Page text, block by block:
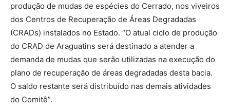
produção de mudas de espécies do Cerrado, nos viveiros
dos Centros de Recuperação de Áreas Degradadas
(CRADs) instalados no Estado. “O atual ciclo de produção
do CRAD de Araguatins será destinado a atender a
demanda de mudas que serão utilizadas na execução do
plano de recuperação de áreas degradadas desta bacia.
O saldo restante será distribuído nas demais atividades
do Comitê”.